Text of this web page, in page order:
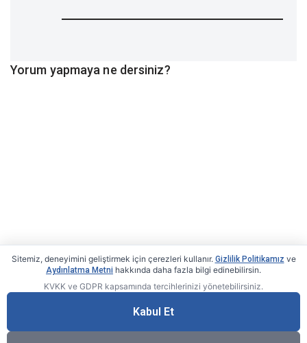
Yorum yapmaya ne dersiniz?
Sitemiz, deneyimini geliştirmek için çerezleri kullanır. Gizlilik Politikamız ve
Aydınlatma Metni hakkında daha fazla bilgi edinebilirsin.
KVKK ve GDPR kapsamında tercihlerinizi yönetebilirsiniz.
Kabul Et